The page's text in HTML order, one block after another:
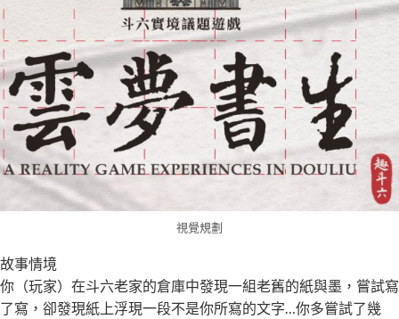
視覺規劃
故事情境
你（玩家）在斗六老家的倉庫中發現一組老舊的紙與墨，嘗試寫
了寫，卻發現紙上浮現一段不是你所寫的文字…你多嘗試了幾